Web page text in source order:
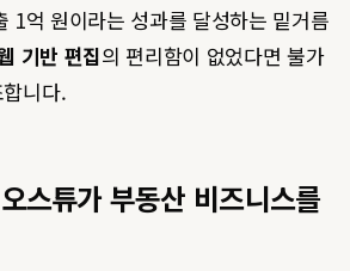
1억 원이라는 성과를 달성하는 밑거름
기반 편집의 편리함이 없었다면 불가
니다.
스튜가 부동산 비즈니스를